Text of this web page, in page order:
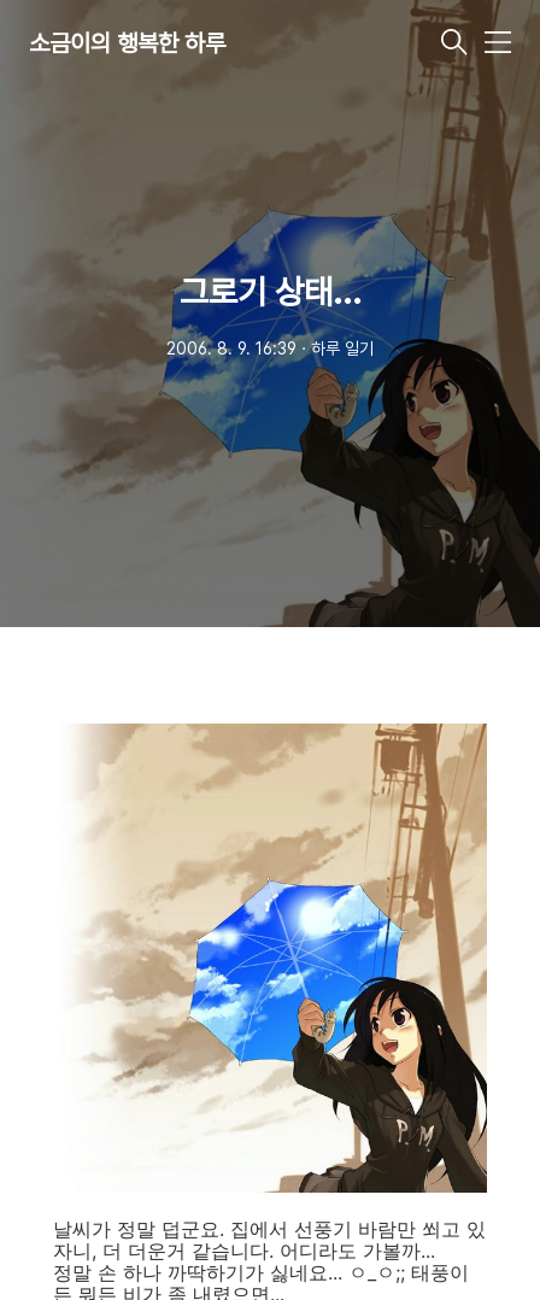
소금이의 행복한 하루
메
그로기 상태...
2006. 8. 9. 16:39 ㆍ하루 일기
날씨가 정말 덥군요. 집에서 선풍기 바람만 쐬고 있
자니, 더 더운거 같습니다. 어디라도 가볼까...
정말 손 하나 까딱하기가 싫네요... ㅇ_ㅇ;; 태풍이
든 뭐든 비가 좀 내렸으면...